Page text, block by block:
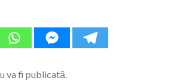
va fi publicată.